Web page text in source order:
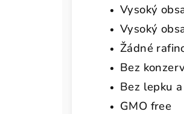
Vysoký
Vysoký
Žádné
Bez
Bez lepku
GMO free